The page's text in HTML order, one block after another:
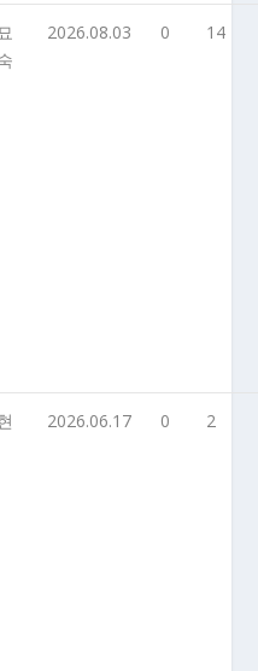
2026.08.03 0 14
2026.06.17 0 2